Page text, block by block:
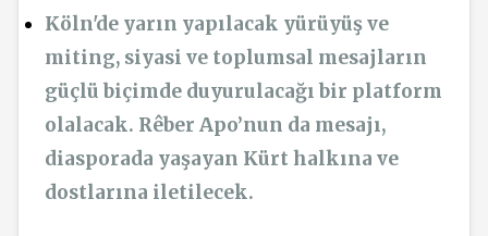
Köln'de yarın yapılacak yürüyüş ve
miting, siyasi ve toplumsal mesajların
güçlü biçimde duyurulacağı bir platform
olalacak. Rêber Apo’nun da mesajı,
diasporada yaşayan Kürt halkına ve
dostlarına iletilecek.